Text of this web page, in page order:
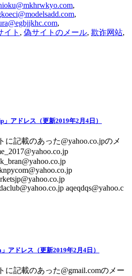
,
,
,
イト , 偽サイトのメール, 欺诈网站,
アドレス（更新2019年2月4日）
に記載のあった@yahoo.co.jpのメ
aqeqdqs@yahoo.c
アドレス（更新2019年2月4日）
に記載のあった@gmail.comのメー